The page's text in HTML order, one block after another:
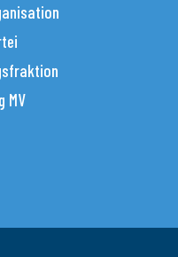
MV